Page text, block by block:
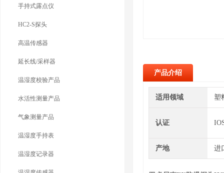
手持式露点仪
HC2-S探头
高温传感器
延长线/采样器
温湿度校验产品
水活性测量产品
气象测量产品
温湿度手持表
温湿度记录器
产品介绍
适用领域 塑
认证
产地 进